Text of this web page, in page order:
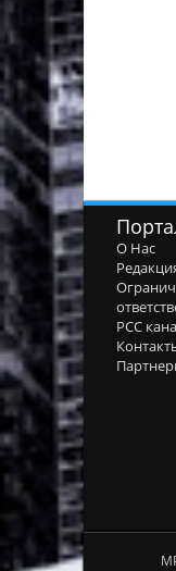
О Нас
РСС